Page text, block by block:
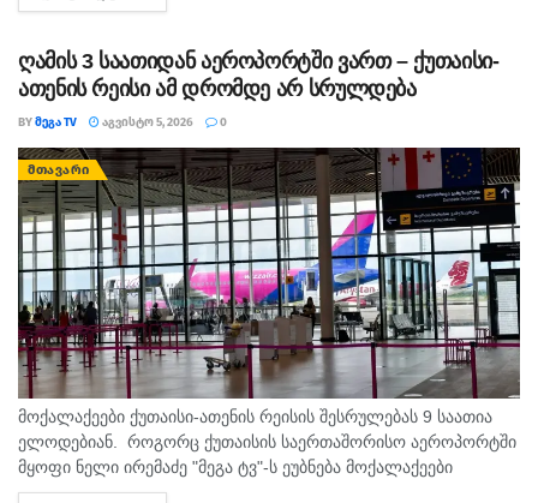
ღამის 3 საათიდან აეროპორტში ვართ – ქუთაისი-
ათენის რეისი ამ დრომდე არ სრულდება
BYᲛᲔᲒᲐ TV ᲐᲒᲕᲘᲡᲢᲝ 5, 2026 0
ᲛᲗᲐᲕᲐᲠᲘ
მოქალაქეები ქუთაისი-ათენის რეისის შესრულებას 9 საათია
ელოდებიან. როგორც ქუთაისის საერთაშორისო აეროპორტში
მყოფი ნელი ირემაძე "მეგა ტვ"-ს ეუბნება მოქალაქეები
შუაღამის შემდეგ ელოდებიან რეისს, თუმცა მათი ფრენა უკვე